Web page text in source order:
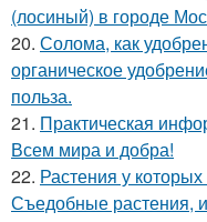
(лосиный) в городе
20. Солома, как
органическое
польза.
21. Практическая
Всем мира и добра!
22. Растения у
Съедобные растения,